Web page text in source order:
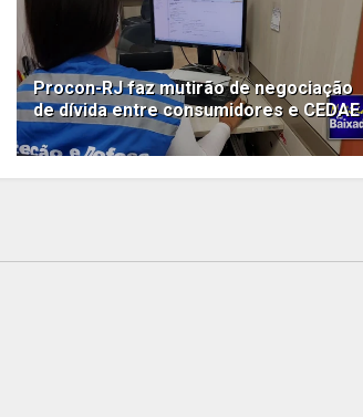
Procon-RJ faz mutirão de negociação
de dívida entre consumidores e CEDAE